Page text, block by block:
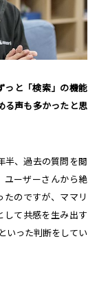
っと「検索」の機能
る声も多かったと思
半、過去の質問を閲
ユーザーさんから絶
たのですが、ママリ
して共感を生み出す
いった判断をしてい